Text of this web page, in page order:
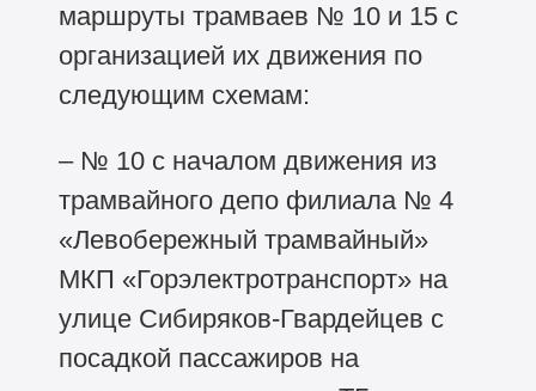
маршруты трамваев № 10 и 15 с
организацией их движения по
следующим схемам:
– № 10 с началом движения из
трамвайного депо филиала № 4
«Левобережный трамвайный»
МКП «Горэлектротранспорт» на
улице Сибиряков-Гвардейцев с
посадкой пассажиров на